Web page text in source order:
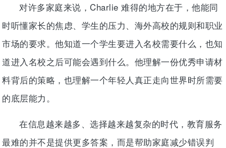
对许多家庭来说，Charlie 难得的地方在于，他能同
时听懂家长的焦虑、学生的压力、海外高校的规则和职业
市场的要求。他知道一个学生要进入名校需要什么，也知
道进入名校之后可能会遇到什么。他理解一份优秀申请材
料背后的策略，也理解一个年轻人真正走向世界时所需要
的底层能力。
在信息越来越多、选择越来越复杂的时代，教育服务
最难的并不是提供更多答案，而是帮助家庭减少错误判